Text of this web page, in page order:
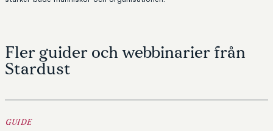
Fler guider och webbinarier från
Stardust
GUIDE